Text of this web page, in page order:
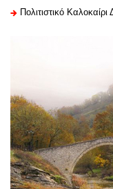
Πολιτιστικό